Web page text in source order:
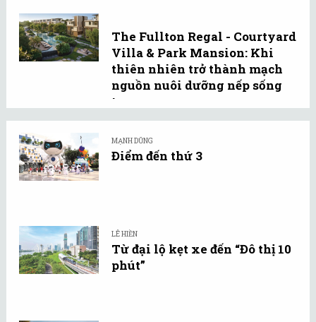
The Fullton Regal - Courtyard
Villa & Park Mansion: Khi
thiên nhiên trở thành mạch
nguồn nuôi dưỡng nếp sống
tự ...
MẠNH DŨNG
Điểm đến thứ 3
LÊ HIỀN
Từ đại lộ kẹt xe đến “Đô thị 10
phút”